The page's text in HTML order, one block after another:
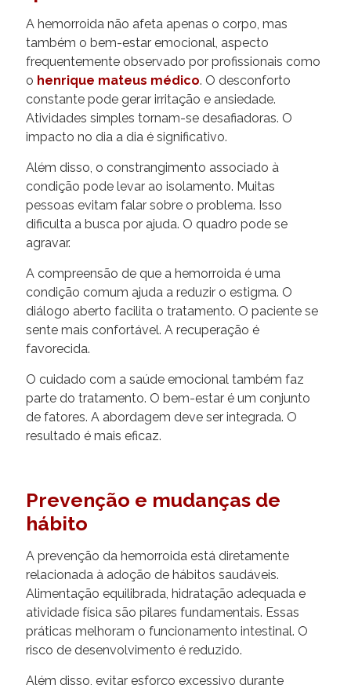
A hemorroida não afeta apenas o corpo, mas
também o bem-estar emocional, aspecto
frequentemente observado por profissionais como
o henrique mateus médico. O desconforto
constante pode gerar irritação e ansiedade.
Atividades simples tornam-se desafiadoras. O
impacto no dia a dia é significativo.
Além disso, o constrangimento associado à
condição pode levar ao isolamento. Muitas
pessoas evitam falar sobre o problema. Isso
dificulta a busca por ajuda. O quadro pode se
agravar.
A compreensão de que a hemorroida é uma
condição comum ajuda a reduzir o estigma. O
diálogo aberto facilita o tratamento. O paciente se
sente mais confortável. A recuperação é
favorecida.
O cuidado com a saúde emocional também faz
parte do tratamento. O bem-estar é um conjunto
de fatores. A abordagem deve ser integrada. O
resultado é mais eficaz.
Prevenção e mudanças de
hábito
A prevenção da hemorroida está diretamente
relacionada à adoção de hábitos saudáveis.
Alimentação equilibrada, hidratação adequada e
atividade física são pilares fundamentais. Essas
práticas melhoram o funcionamento intestinal. O
risco de desenvolvimento é reduzido.
Além disso, evitar esforço excessivo durante